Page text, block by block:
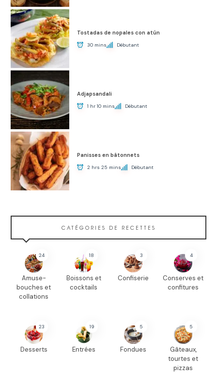
Tostadas de nopales con atún
30 mins Débutant
Adjapsandali
1 hr 10 mins Débutant
Panisses en bâtonnets
2 hrs 25 mins Débutant
CATÉGORIES DE RECETTES
24
Amuse-
bouches et
collations
18
Boissons et
cocktails
3
Confiserie
4
Conserves et
confitures
23
Desserts
19
Entrées
5
Fondues
5
Gâteaux,
tourtes et
pizzas